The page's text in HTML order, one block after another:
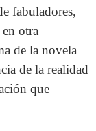
fabuladores,
otra
de la novela
de la realidad
que